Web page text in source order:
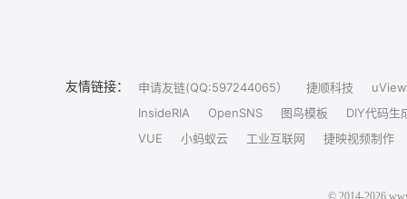
友情链接： 申请友链(QQ:597244065） 捷顺科技
uView
InsideRIA
OpenSNS 图鸟模板
DIY代码生
VUE
小蚂蚁云 工业互联网 捷映视频制作
© 2014-2026